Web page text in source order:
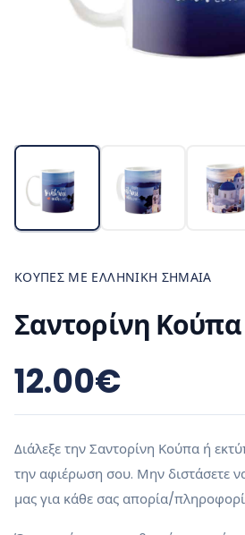
ΚΟΎΠΕΣ ΜΕ ΕΛΛΗΝΙΚΉ ΣΗΜΑΊΑ
Σαντορίνη Κούπα
12.00€
Διάλεξε την Σαντορίνη Κούπα ή
την αφιέρωση σου. Μην διστάσετε
μας για κάθε σας απορία/